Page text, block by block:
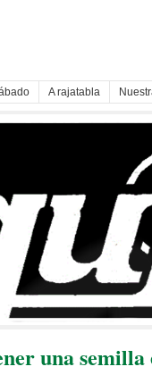
A rajatabla
una